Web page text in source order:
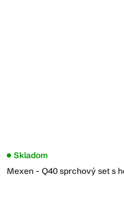
Mexen - Q40 sprchový set s
Skladom